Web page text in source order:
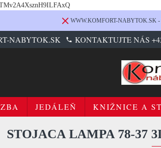
WWW.KOMFORT-NABYTOK.SK
NABYTOK.SK KONTAKTUJTE NÁS
JEDÁLEŇ KNIŽNICE A
STOJACA LAMPA 78-37